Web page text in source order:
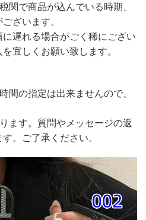
関で商品が込んでいる時期、
ざいます。
遅れる場合がごく稀にござい
宜しくお願い致します。
間の指定は出来ませんので、
ます。質問やメッセージの返
。ご了承ください。